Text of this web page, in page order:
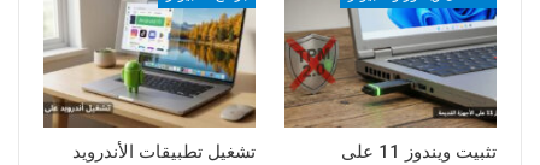
تثبيت ويندوز 11 على
تشغيل تطبيقات الأندرويد